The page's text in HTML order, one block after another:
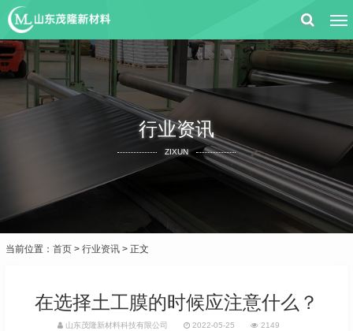
行业资讯
ZIXUN
当前位置： 首页 > 行业资讯 > 正文
在选择土工膜的时候应注意什么？
山东茂隆新材料科技有限公司 2022-05-25 2149